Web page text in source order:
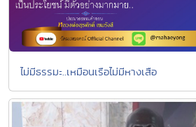
ไม่มีธรรมะ..เหมือนเรือไม่มีหางเสือ